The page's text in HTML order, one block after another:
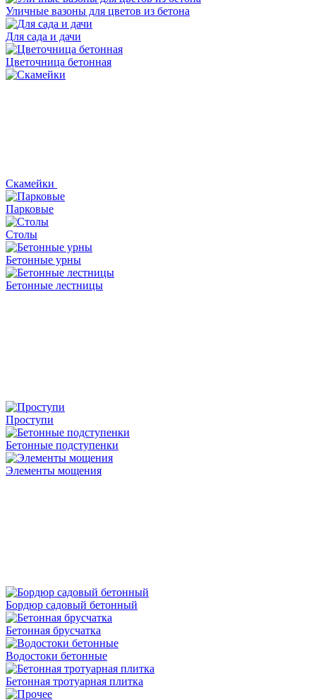
Уличные вазоны для цветов из бетона
Для сада и дачи
Цветочница бетонная
Скамейки
Парковые
Столы
Бетонные урны
Бетонные лестницы
Проступи
Бетонные подступенки
Элементы мощения
Бордюр садовый бетонный
Бетонная брусчатка
Водостоки бетонные
Бетонная тротуарная плитка